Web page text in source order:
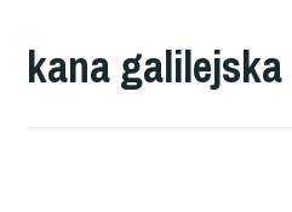
kana galilejska